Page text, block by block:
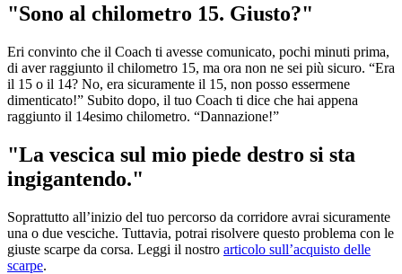
"Sono al chilometro 15. Giusto?"
Eri convinto che il Coach ti avesse comunicato, pochi minuti prima,
di aver raggiunto il chilometro 15, ma ora non ne sei più sicuro. “Era
il 15 o il 14? No, era sicuramente il 15, non posso essermene
dimenticato!” Subito dopo, il tuo Coach ti dice che hai appena
raggiunto il 14esimo chilometro. “Dannazione!”
"La vescica sul mio piede destro si sta
ingigantendo."
Soprattutto all’inizio del tuo percorso da corridore avrai sicuramente
una o due vesciche. Tuttavia, potrai risolvere questo problema con le
giuste scarpe da corsa. Leggi il nostro articolo sull’acquisto delle
scarpe.